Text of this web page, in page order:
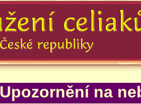
Upozornění na